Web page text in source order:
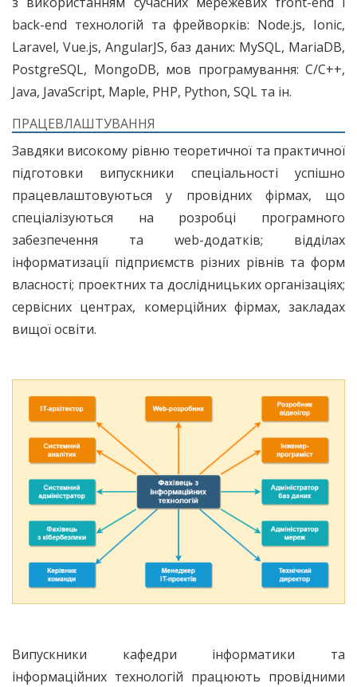
back-end технологій та фрейворків: Node.js, Ionic,
Laravel, Vue.js, AngularJS, баз даних: MySQL, MariaDB,
PostgreSQL, MongoDB, мов програмування: C/С++,
Java, JavaScript, Maple, PHP, Python, SQL та ін.
ПРАЦЕВЛАШТУВАННЯ
Завдяки високому рівню теоретичної та практичної
підготовки випускники спеціальності успішно
працевлаштовуються у провідних фірмах, що
спеціалізуються на розробці програмного
забезпечення та web-додатків; відділах
інформатизації підприємств різних рівнів та форм
власності; проектних та дослідницьких організаціях;
сервісних центрах, комерційних фірмах, закладах
вищої освіти.
Випускники кафедри інформатики та
інформаційних технологій працюють провідними